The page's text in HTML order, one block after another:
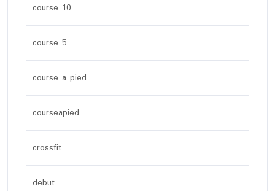
course 10
course 5
course a pied
courseapied
crossfit
debut